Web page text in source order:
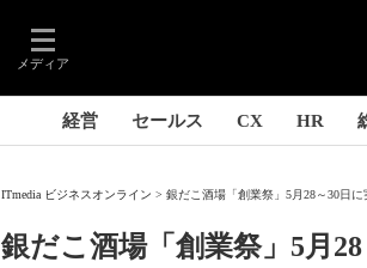
メディア
経営 セールス CX HR
ITmedia ビジネスオンライン 銀だこ酒場「創業祭」5月28～30日
銀だこ酒場「創業祭」5月